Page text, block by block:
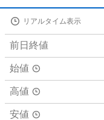
詳
値
リアルタイム表示
前日終値
始値
高値
安値